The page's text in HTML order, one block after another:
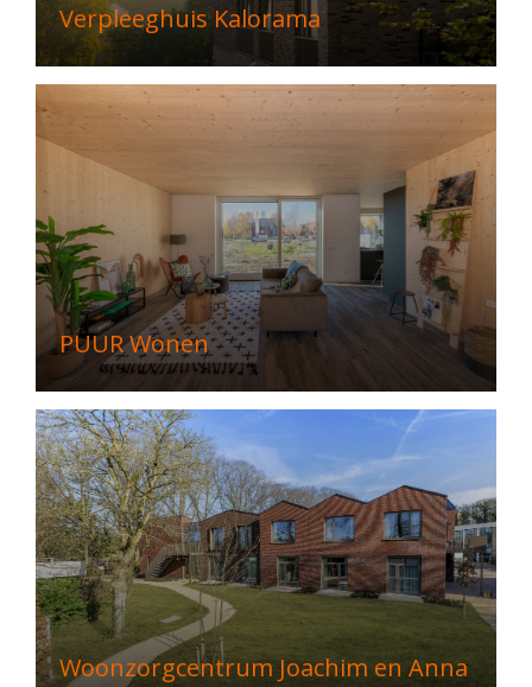
Verpleeghuis Kalorama
PUUR Wonen
Woonzorgcentrum Joachim en Anna